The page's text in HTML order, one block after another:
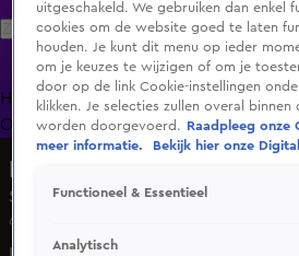
Zoeken
HomeUitzending Gemist Programma's
OranjezomerLivestreamsShop
Seizoen 2, aflevering 3
6 jan 2025, 21:35
uitgeschakeld. We gebruiken dan enkel
cookies om de website goed te laten
houden. Je kunt dit menu op ieder
om je keuzes te wijzigen of om je
door op de link Cookie-instellingen
klikken. Je selecties zullen overal binnen
worden doorgevoerd.
Raadpleeg onze
meer informatie.
Bekijk hier onze
Functioneel & Essentieel
Analytisch